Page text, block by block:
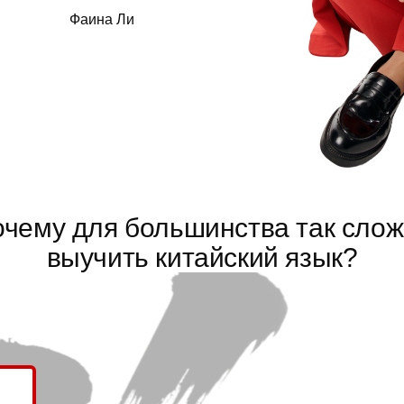
Фаина Ли
для большинства так
выучить китайский язык?